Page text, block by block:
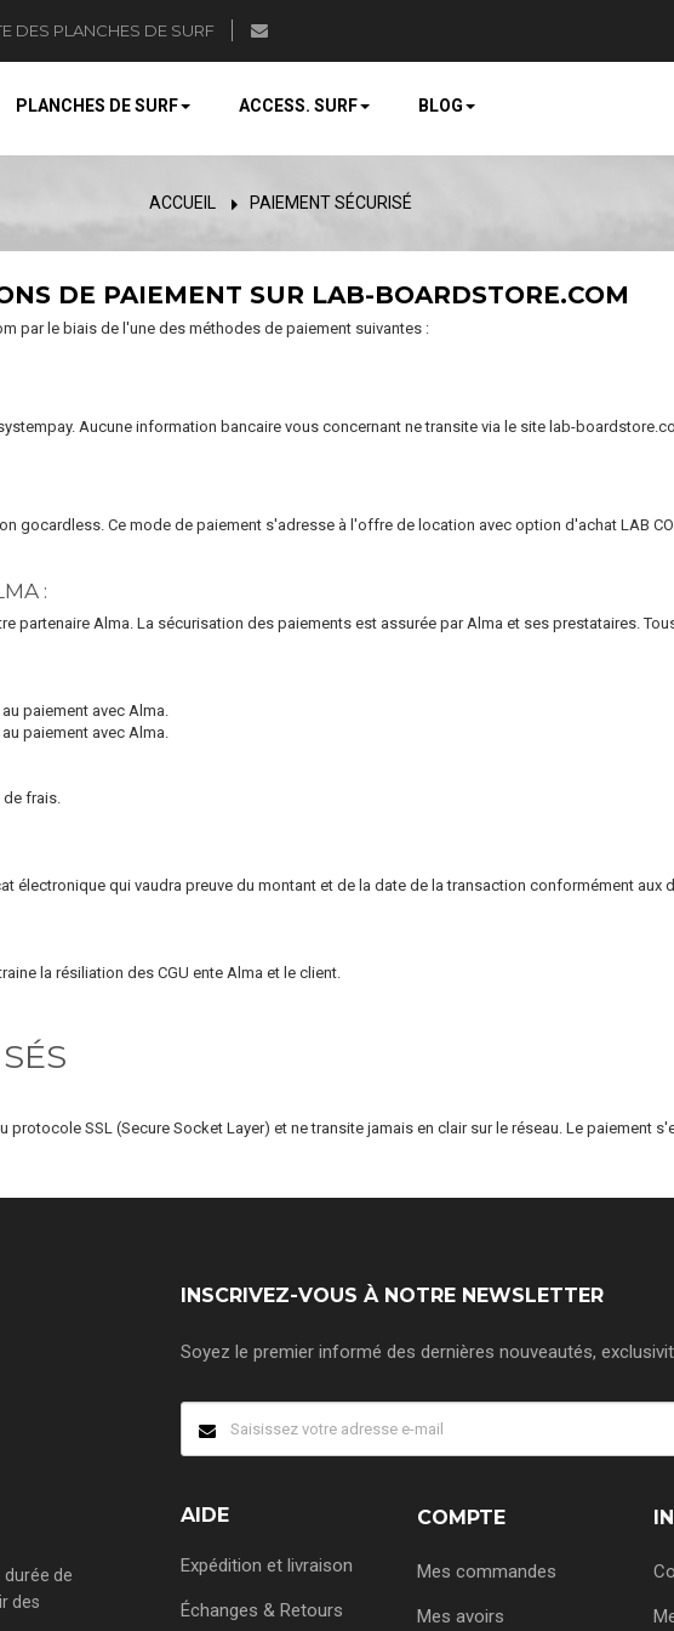
DES PLANCHES DE SURF
PLANCHES DE SURF ACCESS. SURF BLOG
ACCUEIL PAIEMENT SÉCURISÉ
DE PAIEMENT SUR LAB-BOARDSTORE.COM
par le biais de l'une des méthodes de paiement suivantes :
Aucune information bancaire vous concernant ne transite via le site lab-
gocardless. Ce mode de paiement s'adresse à l'offre de location avec option d'achat LAB
:
Alma. La sécurisation des paiements est assurée par Alma et ses prestataires.
paiement avec Alma.
paiement avec Alma.
de frais.
électronique qui vaudra preuve du montant et de la date de la transaction conformément
la résiliation des CGU ente Alma et le client.
SSL (Secure Socket Layer) et ne transite jamais en clair sur le réseau. Le paiement
INSCRIVEZ-VOUS À NOTRE NEWSLETTER
Soyez le premier informé des dernières nouveautés,
durée de
des
AIDE
Expédition et livraison
Échanges & Retours
COMPTE
Mes commandes
Mes avoirs